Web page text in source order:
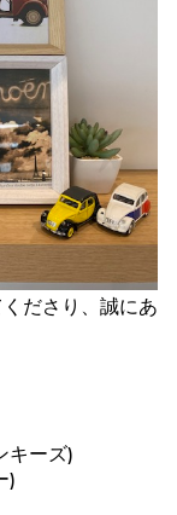
ださり、誠にあ
キーズ)
)